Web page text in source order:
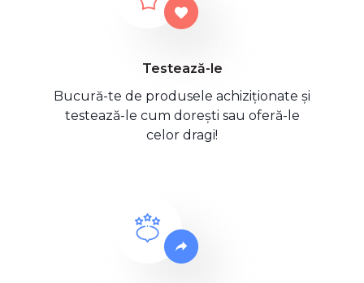
Testează-le
Bucură-te de produsele achiziționate și
testează-le cum dorești sau oferă-le
celor dragi!